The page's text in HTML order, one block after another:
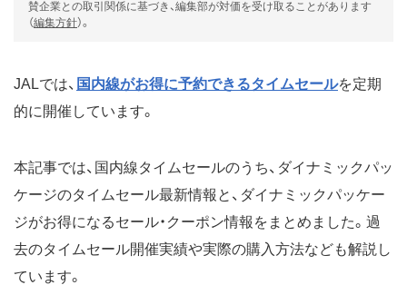
賛企業との取引関係に基づき、編集部が対価を受け取ることがあります
（編集方針）。
JALでは、 国内線がお得に予約できるタイムセールを定期
的に開催しています。
本記事では、国内線タイムセールのうち、ダイナミックパッ
ケージのタイムセール最新情報と、ダイナミックパッケー
ジがお得になるセール・クーポン情報をまとめました。過
去のタイムセール開催実績や実際の購入方法なども解説し
ています。